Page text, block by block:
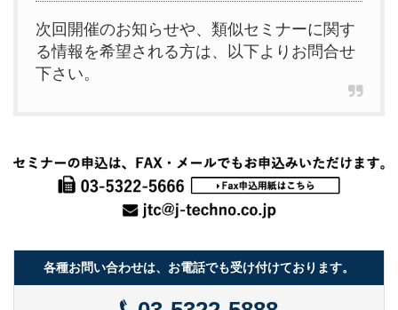
次回開催のお知らせや、類似セミナーに関す
る情報を希望される方は、以下よりお問合せ
下さい。
各種お問い合わせは、お電話でも受け付けております。